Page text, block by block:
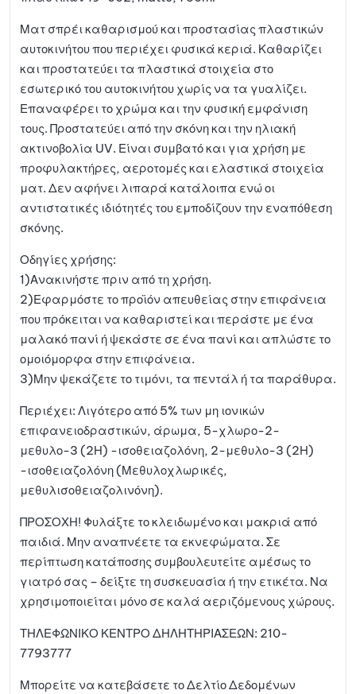
μένων
Ματ σπρέι καθαρισμού και προστασίας πλαστικών
αυτοκινήτου που περιέχει φυσικά κεριά. Καθαρίζει
και προστατεύει τα πλαστικά στοιχεία στο
εσωτερικό του αυτοκινήτου χωρίς να τα γυαλίζει.
Επαναφέρει το χρώμα και την φυσική εμφάνιση
τους. Προστατεύει από την σκόνη και την ηλιακή
ακτινοβολία UV. Είναι συμβατό και για χρήση με
προφυλακτήρες, αεροτομές και ελαστικά στοιχεία
ματ. Δεν αφήνει λιπαρά κατάλοιπα ενώ οι
αντιστατικές ιδιότητές του εμποδίζουν την εναπόθεση
σκόνης.
Οδηγίες χρήσης:
1)Ανακινήστε πριν από τη χρήση.
2)Εφαρμόστε το προϊόν απευθείας στην επιφάνεια
που πρόκειται να καθαριστεί και περάστε με ένα
μαλακό πανί ή ψεκάστε σε ένα πανί και απλώστε το
ομοιόμορφα στην επιφάνεια.
3)Μην ψεκάζετε το τιμόνι, τα πεντάλ ή τα παράθυρα.
Περιέχει: Λιγότερο από 5% των μη ιονικών
επιφανειοδραστικών, άρωμα, 5-χλωρο-2-
μεθυλο-3 (2Η) -ισοθειαζολόνη, 2-μεθυλο-3 (2Η)
-ισοθειαζολόνη (Μεθυλοχλωρικές,
μεθυλισοθειαζολινόνη).
ΠΡΟΣΟΧΗ! Φυλάξτε το κλειδωμένο και μακριά από
παιδιά. Μην αναπνέετε τα εκνεφώματα. Σε
περίπτωση κατάποσης συμβουλευτείτε αμέσως το
γιατρό σας – δείξτε τη συσκευασία ή την ετικέτα. Να
χρησιμοποιείται μόνο σε καλά αεριζόμενους χώρους.
ΤΗΛΕΦΩΝΙΚΟ ΚΕΝΤΡΟ ΔΗΛΗΤΗΡΙΑΣΕΩΝ: 210-
7793777
Μπορείτε να κατεβάσετε το Δελτίο Δεδομένων